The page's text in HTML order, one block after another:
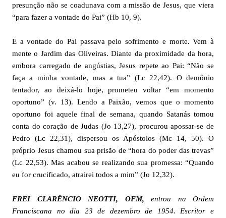
presunção não se coadunava com a missão de Jesus, que viera
“para fazer a vontade do Pai” (Hb 10, 9).
E a vontade do Pai passava pelo sofrimento e morte. Vem à
mente o Jardim das Oliveiras. Diante da proximidade da hora,
embora carregado de angústias, Jesus repete ao Pai: “Não se
faça a minha vontade, mas a tua” (Lc 22,42). O demônio
tentador, ao deixá-lo hoje, prometeu voltar “em momento
oportuno” (v. 13). Lendo a Paixão, vemos que o momento
oportuno foi aquele final de semana, quando Satanás tomou
conta do coração de Judas (Jo 13,27), procurou apossar-se de
Pedro (Lc 22,31), dispersou os Apóstolos (Mc 14, 50). O
próprio Jesus chamou sua prisão de “hora do poder das trevas”
(Lc 22,53). Mas acabou se realizando sua promessa: “Quando
eu for crucificado, atrairei todos a mim” (Jo 12,32).
FREI CLARÊNCIO NEOTTI, OFM, entrou na Ordem
Franciscana no dia 23 de dezembro de 1954. Escritor e